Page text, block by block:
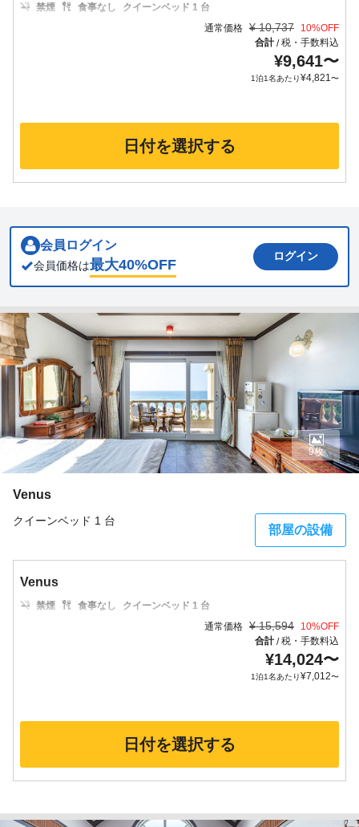
禁煙 食事なし
クイーンベッド 1 台
通常価格 ¥ 10,737 10%OFF
合計/税・手数料込
¥9,641〜
1泊1名あたり¥4,821〜
日付を選択する
会員ログイン
会員価格は最大40%OFF
ログイン
Venus
クイーンベッド 1 台
部屋の設備
9枚
Venus
禁煙 食事なし
クイーンベッド 1 台
通常価格 ¥ 15,594 10%OFF
合計/税・手数料込
¥14,024〜
1泊1名あたり¥7,012〜
日付を選択する